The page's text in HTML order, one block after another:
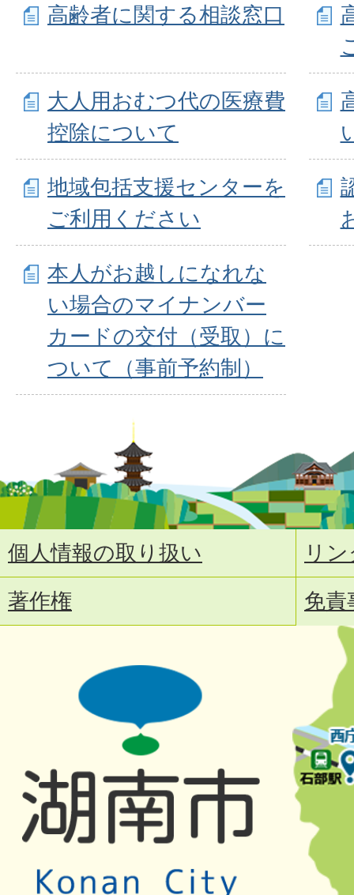
高齢者に関する相談窓口
大人用おむつ代の医療費
控除について
地域包括支援センターを
ご利用ください
本人がお越しになれな
い場合のマイナンバー
カードの交付（受取）に
ついて（事前予約制）
個人情報の取り扱い
リ
著作権
免責